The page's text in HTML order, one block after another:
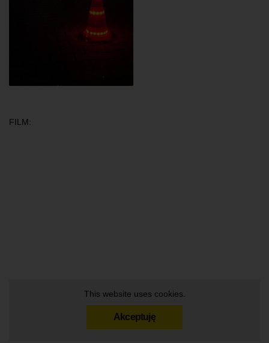
FILM:
This website uses cookies.
Akceptuję